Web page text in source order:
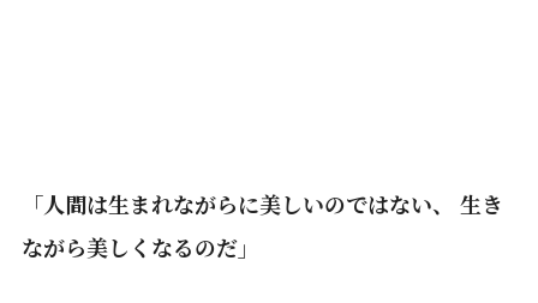
「人間は生まれながらに美しいのではない、 生き
ながら美しくなるのだ」